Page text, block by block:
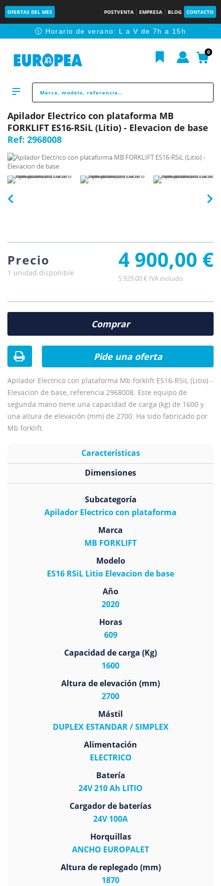
OFERTAS DEL MES POSTVENTA EMPRESA BLOG CONTACTO
🕥 Horario de verano: L a V de 7h a 15h
0
Apilador Electrico con plataforma MB
FORKLIFT ES16-RSiL (Litio) - Elevacion de base
Ref: 2968008
Apilador Electrico con plataforma Mb forklift ES16-RSiL (Litio) -
Elevacion de base, referencia 2968008. Este equipo de
segunda mano tiene una capacidad de carga (kg) de 1600 y
una altura de elevación (mm) de 2700. Ha sido fabricado por
Mb forklift.
Precio
1 unidad disponible 4 900,00 €
5 929,00 € IVA incluido
Comprar
Pide una oferta
Características
Subcategoría
Apilador Electrico con plataforma
Marca
MB FORKLIFT
Modelo
ES16 RSiL Litio Elevacion de base
Año
2020
Horas
609
Capacidad de carga (Kg)
1600
Altura de elevación (mm)
2700
Mástil
DUPLEX ESTANDAR / SIMPLEX
Alimentación
ELECTRICO
Batería
24V 210 Ah LITIO
Cargador de baterías
24V 100A
Horquillas
ANCHO EUROPALET
Altura de replegado (mm)
1870
Dimensiones